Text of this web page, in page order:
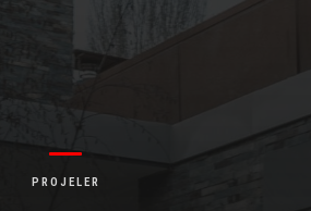
PROJELER